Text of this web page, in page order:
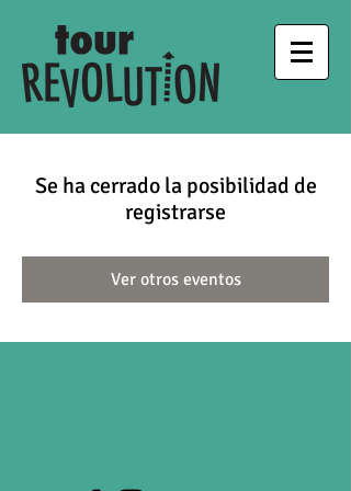
Se ha cerrado la posibilidad de
registrarse
Ver otros eventos